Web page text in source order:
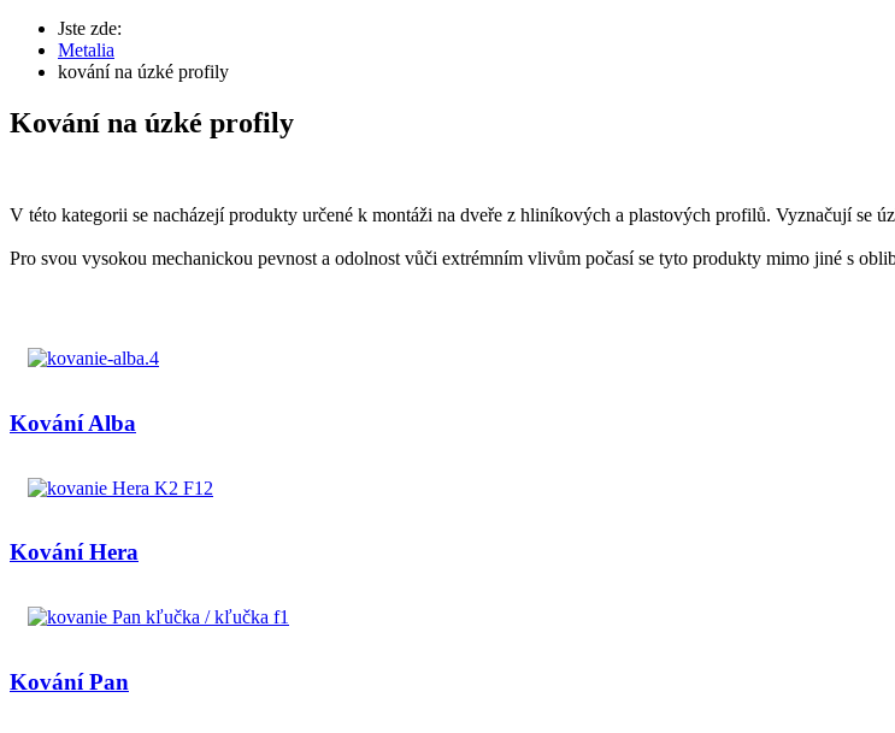
Jste zde:
Metalia
kování na úzké profily
Kování na úzké profily
V této kategorii se nacházejí produkty určené k montáži na dveře z hliníkových a plastových profilů. Vyznačují se
Pro svou vysokou mechanickou pevnost a odolnost vůči extrémním vlivům počasí se tyto produkty mimo jiné s
Kování Alba
Kování Hera
Kování Pan